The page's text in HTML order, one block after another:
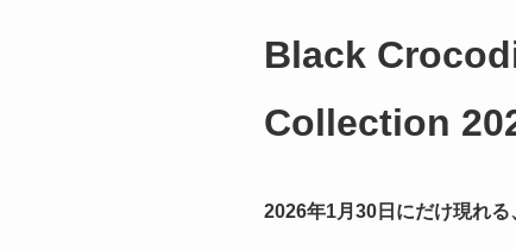
Black
Collection
2026年1月30日にだけ現れる